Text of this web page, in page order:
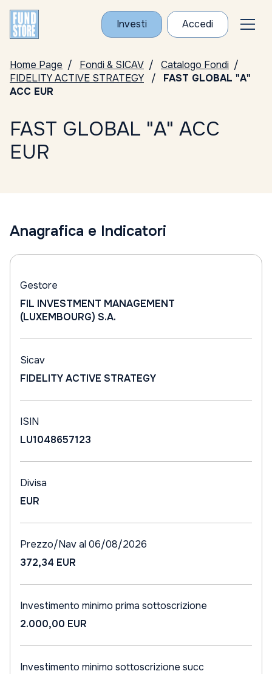
Investi Accedi
Home Page Fondi & SICAV
Catalogo Fondi
FIDELITY ACTIVE STRATEGY
FAST GLOBAL "A"
ACC EUR
FAST GLOBAL "A" ACC
EUR
Anagrafica e Indicatori
Gestore
FIL INVESTMENT MANAGEMENT
(LUXEMBOURG) S.A.
Sicav
FIDELITY ACTIVE STRATEGY
ISIN
LU1048657123
Divisa
EUR
Prezzo/Nav al 06/08/2026
372,34 EUR
Investimento minimo prima sottoscrizione
2.000,00 EUR
Investimento minimo sottoscrizione succ